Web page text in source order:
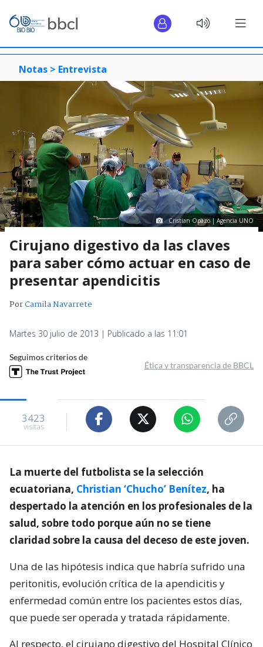
Notas > Entrevista
Cristian Opazo | Agencia UNO
Cirujano digestivo da las claves
para saber cómo actuar en caso de
presentar apendicitis
PorCamila Navarrete
Martes 30 julio de 2013 | Publicado a las 11:01
Seguimos criterios de
Ética y transparencia de BBCL
3423
visitas
La muerte del futbolista se la selección
ecuatoriana, Christian ‘Chucho’ Benítez, ha
despertado la atención en los profesionales de la
salud, sobre todo porque aún no se tiene
claridad sobre la causa del deceso de este joven.
Una de las hipótesis indica que habría sufrido una
peritonitis, evolución crítica de la apendicitis y
enfermedad común entre los pacientes estos días,
que puede ser operada y tratada rápidamente.
Al respecto, el cirujano digestivo del Hospital Clínico